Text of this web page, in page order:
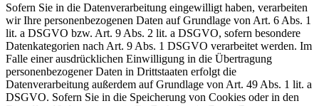
Sofern Sie in die Datenverarbeitung eingewilligt haben, verarbeiten
wir Ihre personenbezogenen Daten auf Grundlage von Art. 6 Abs. 1
lit. a DSGVO bzw. Art. 9 Abs. 2 lit. a DSGVO, sofern besondere
Datenkategorien nach Art. 9 Abs. 1 DSGVO verarbeitet werden. Im
Falle einer ausdrücklichen Einwilligung in die Übertragung
personenbezogener Daten in Drittstaaten erfolgt die
Datenverarbeitung außerdem auf Grundlage von Art. 49 Abs. 1 lit. a
DSGVO. Sofern Sie in die Speicherung von Cookies oder in den